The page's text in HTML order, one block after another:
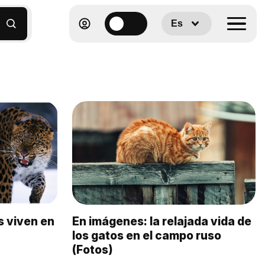
Es
viven en
En imágenes: la relajada vida de
los gatos en el campo ruso
(Fotos)